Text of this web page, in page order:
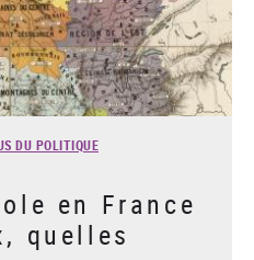
DU POLITIQUE
en France
quelles